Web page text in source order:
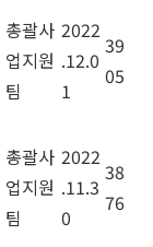
총괄사
업지원
팀
2022
.12.0
1
39
05
총괄사
업지원
팀
2022
.11.3
0
38
76